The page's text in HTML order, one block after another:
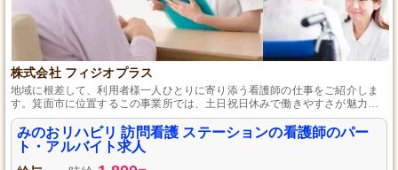
株式会社 フィジオプラス
地域に根差して、利用者様一人ひとりに寄り添う看護師の仕事をご紹介しま
す。箕面市に位置するこの事業所では、土日祝日休みで働きやすさが魅力で
す。自分のライフスタイルに合わせて勤務時間や日数の調整が可能で、看護
師としてのスキルを活かしながら、地域の方々の自立支援に貢献できます。
みのおリハビリ 訪問看護 ステーションの看護師のパー
ト・アルバイト求人